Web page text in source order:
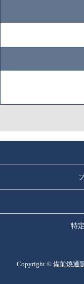
特
Copyright © 備前焼通